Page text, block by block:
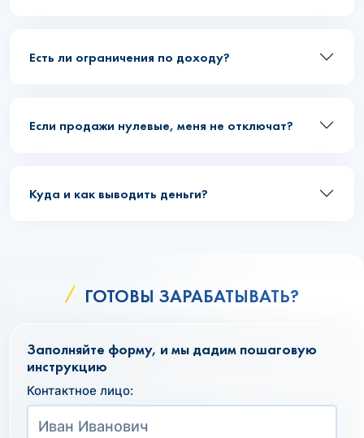
Есть ли ограничения по доходу?
Если продажи нулевые, меня не отключат?
Куда и как выводить деньги?
ГОТОВЫ ЗАРАБАТЫВАТЬ?
Заполняйте форму, и мы дадим пошаговую
инструкцию
Контактное лицо: